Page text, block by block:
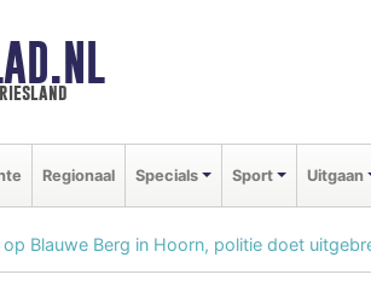
Regionaal Specials Sport Uitgaan
Blauwe Berg in Hoorn, politie doet